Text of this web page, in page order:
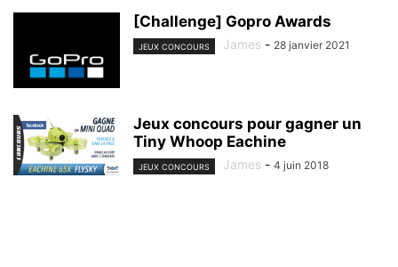
[Challenge] Gopro Awards
JEUX CONCOURS James - 28 janvier 2021
Jeux concours pour gagner un
Tiny Whoop Eachine
JEUX CONCOURS James - 4 juin 2018